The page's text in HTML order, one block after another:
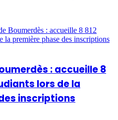
: accueille 8
lors de la
inscriptions